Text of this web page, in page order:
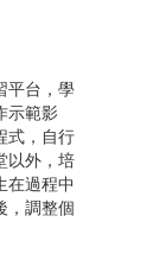
平台，學
示範影
式，自行
以外，培
在過程中
，調整個